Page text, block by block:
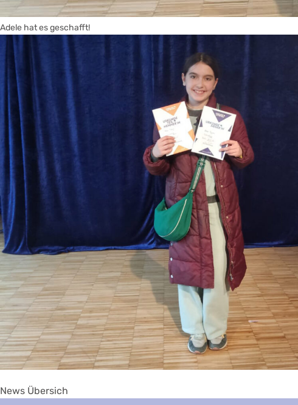
Adele hat es geschafft!
News Übersich